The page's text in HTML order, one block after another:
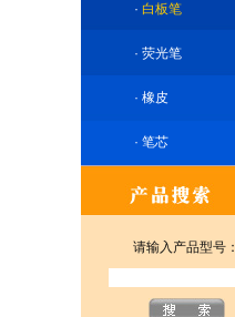
· 白板笔
· 荧光笔
· 橡皮
· 笔芯
请输入产品型号：